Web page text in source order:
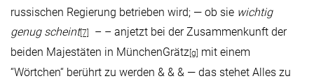
russischen Regierung betrieben wird; — ob sie wichtig
genug scheint[7]
– – anjetzt bei der Zusammenkunft der
beiden Majestäten in MünchenGrätz [g]
mit einem
“Wörtchen“ berührt zu werden & & & — das stehet Alles zu